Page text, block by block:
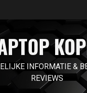
INFORMATIE &
REVIEWS